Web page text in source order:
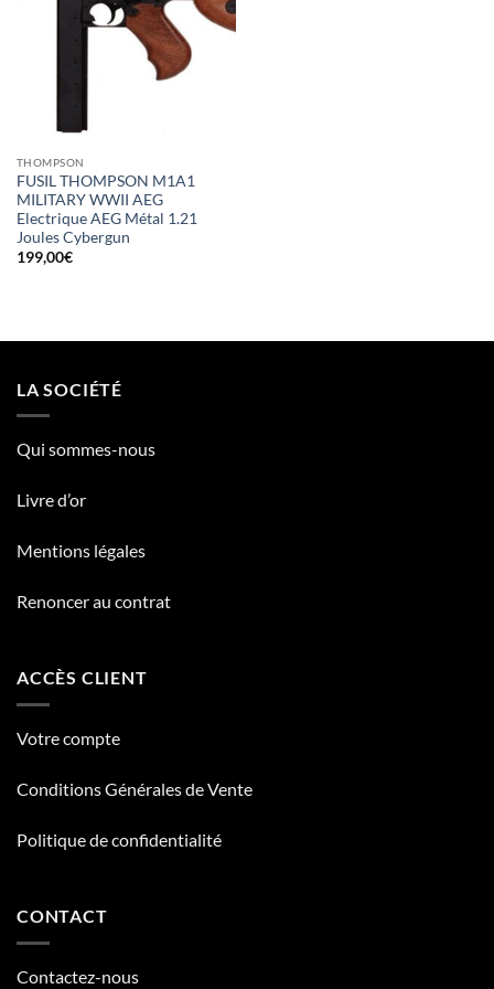
THOMPSON
FUSIL THOMPSON M1A1
MILITARY WWII AEG
Electrique AEG Métal 1.21
Joules Cybergun
199,00€
LA SOCIÉTÉ
Qui sommes-nous
Livre d’or
Mentions légales
Renoncer au contrat
ACCÈS CLIENT
Votre compte
Conditions Générales de Vente
Politique de confidentialité
CONTACT
Contactez-nous